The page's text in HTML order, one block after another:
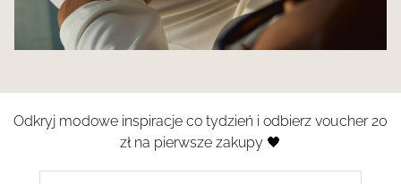
Odkryj modowe inspiracje co tydzień i odbierz voucher 20
zł na pierwsze zakupy 🖤